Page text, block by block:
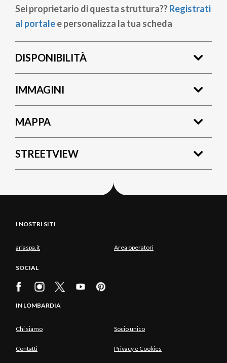
Sei proprietario di questa struttura??Registrati
al portalee personalizza la tua scheda
DISPONIBILITÀ
IMMAGINI
MAPPA
STREETVIEW
I NOSTRI SITI
ariaspa.it Area operatori
SOCIAL
IN LOMBARDIA
Chi siamo Socio unico
Contatti Privacy e Cookies